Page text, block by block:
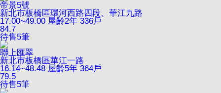
帝景5號
新北市板橋區環河西路四段、華江九路
17.00~49.00 屋齡2年 336戶
84.7
待售5筆
聯上匯翠
新北市板橋區華江一路
16.14~48.48 屋齡5年 364戶
79.5
待售5筆